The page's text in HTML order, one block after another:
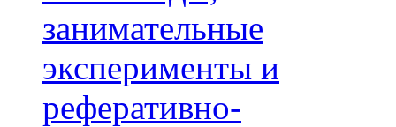
занимательные
эксперименты и
реферативно-